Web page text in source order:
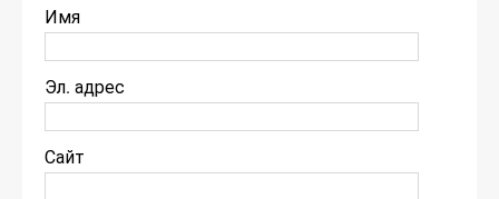
Имя
Эл. адрес
Сайт